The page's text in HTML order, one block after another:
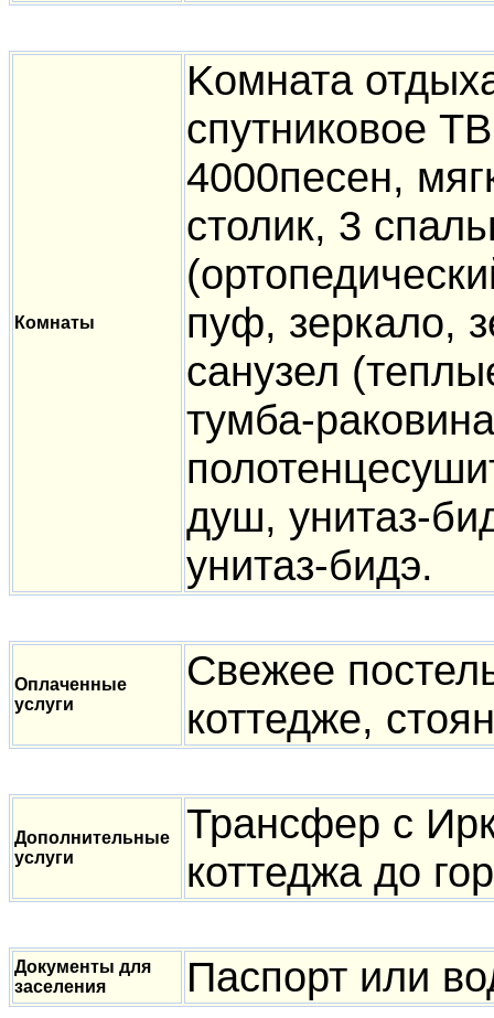
Комнаты
Kомната
спутниковое
4000песен,
столик, 3
пуф, зеркало,
санузел
тумба-
душ, унитаз-
унитаз-бидэ.
Оплаченные
услуги
Свежее
коттедже,
Дополнительные
услуги
Трансфер с
коттеджа до
Документы для
заселения
Паспорт или